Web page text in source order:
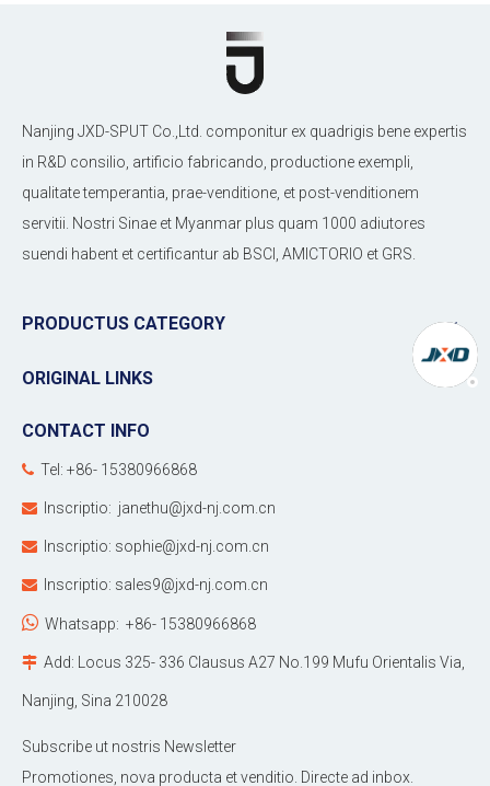
Nanjing JXD-SPUT Co.,Ltd. componitur ex quadrigis bene expertis
in R&D consilio, artificio fabricando, productione exempli,
qualitate temperantia, prae-venditione, et post-venditionem
servitii. Nostri Sinae et Myanmar plus quam 1000 adiutores
suendi habent et certificantur ab BSCI, AMICTORIO et GRS.
PRODUCTUS CATEGORY
ORIGINAL LINKS
CONTACT INFO
 Tel: +86- 15380966868
 Inscriptio: janethu@jxd-nj.com.cn
 Inscriptio: sophie@jxd-nj.com.cn
 Inscriptio: sales9@jxd-nj.com.cn
 Whatsapp: +86- 15380966868
 Add: Locus 325- 336 Clausus A27 No.199 Mufu Orientalis Via,
Nanjing, Sina 210028
Subscribe ut nostris Newsletter
Promotiones, nova producta et venditio. Directe ad inbox.